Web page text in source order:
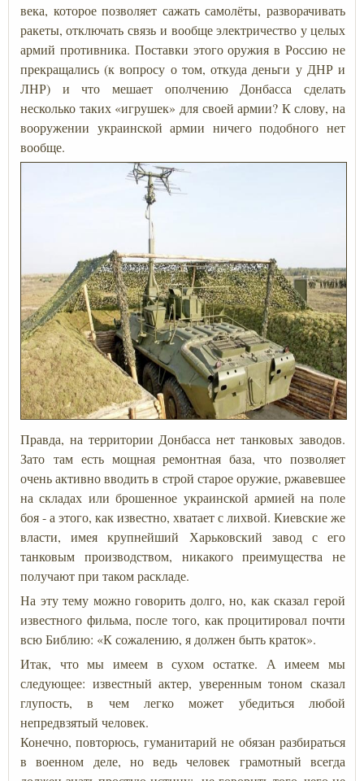
века, которое позволяет сажать самолёты, разворачивать
ракеты, отключать связь и вообще электричество у целых
армий противника. Поставки этого оружия в Россию не
прекращались (к вопросу о том, откуда деньги у ДНР и
ЛНР) и что мешает ополчению Донбасса сделать
несколько таких «игрушек» для своей армии? К слову, на
вооружении украинской армии ничего подобного нет
вообще.
Правда, на территории Донбасса нет танковых заводов.
Зато там есть мощная ремонтная база, что позволяет
очень активно вводить в строй старое оружие, ржавевшее
на складах или брошенное украинской армией на поле
боя - а этого, как известно, хватает с лихвой. Киевские же
власти, имея крупнейший Харьковский завод с его
танковым производством, никакого преимущества не
получают при таком раскладе.
На эту тему можно говорить долго, но, как сказал герой
известного фильма, после того, как процитировал почти
всю Библию: «К сожалению, я должен быть краток».
Итак, что мы имеем в сухом остатке. А имеем мы
следующее: известный актер, уверенным тоном сказал
глупость, в чем легко может убедиться любой
непредвзятый человек.
Конечно, повторюсь, гуманитарий не обязан разбираться
в военном деле, но ведь человек грамотный всегда